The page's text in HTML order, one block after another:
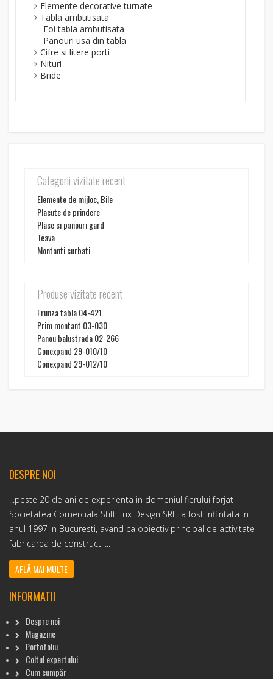
Elemente decorative turnate
Tabla ambutisata
Foi tabla ambutisata
Panouri usa din tabla
Cifre si litere porti
Nituri
Bride
Categorii vizitate recent
Elemente de mijloc, Bile
Placute de prindere
Plase si panouri gard
Teava
Montanti curbati
Produse vizitate recent
Frunza tabla 04-421
Prim montant 03-030
Panou balustrada 02-266
Conexpand 29-010/10
Conexpand 29-012/10
DESPRE NOI
...peste 20 de ani de experienta in domeniul fierului forjat
Societatea Comerciala Stift Lux Design SRL. a fost infiintata in
anul 1997 in Bucuresti, avand ca obiectiv principal de activitate
fabricarea de constructii...
AFLĂ MAI MULTE
INFORMATII
Despre noi
Magazine
Portofoliu
Coltul expertului
Cum cumpăr